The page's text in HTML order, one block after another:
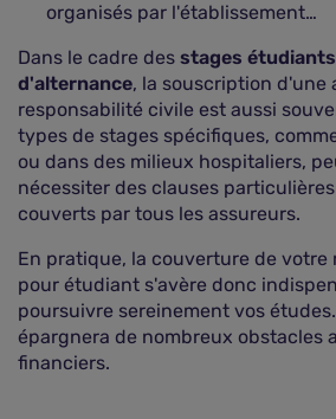
organisés par l'établissement…
Dans le cadre des stages
d'alternance, la souscription d'une
responsabilité civile est aussi
types de stages spécifiques,
ou dans des milieux hospitaliers,
nécessiter des clauses
couverts par tous les assureurs.
En pratique, la couverture de votre
pour étudiant s'avère donc
poursuivre sereinement vos
épargnera de nombreux obstacles
financiers.